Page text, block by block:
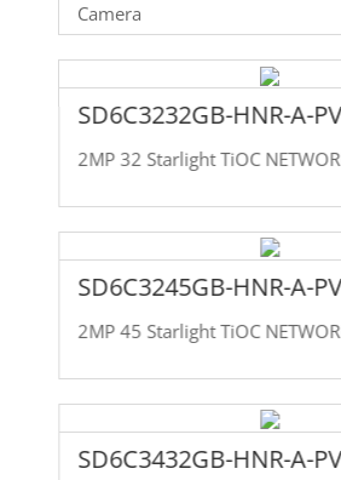
Camera
SD6C3232GB-HNR-A-
2MP 32 Starlight TiOC
SD6C3245GB-HNR-A-
2MP 45 Starlight TiOC
SD6C3432GB-HNR-A-